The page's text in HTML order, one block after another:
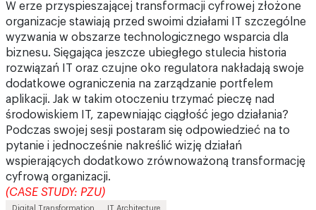
W erze przyspieszającej transformacji cyfrowej złożone
organizacje stawiają przed swoimi działami IT szczególne
wyzwania w obszarze technologicznego wsparcia dla
biznesu. Sięgająca jeszcze ubiegłego stulecia historia
rozwiązań IT oraz czujne oko regulatora nakładają swoje
dodatkowe ograniczenia na zarządzanie portfelem
aplikacji. Jak w takim otoczeniu trzymać pieczę nad
środowiskiem IT, zapewniając ciągłość jego działania?
Podczas swojej sesji postaram się odpowiedzieć na to
pytanie i jednocześnie nakreślić wizję działań
wspierających dodatkowo zrównoważoną transformację
cyfrową organizacji.
(CASE STUDY: PZU)